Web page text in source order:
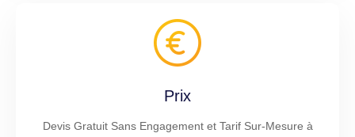
Prix
Devis Gratuit Sans Engagement et Tarif Sur-Mesure à